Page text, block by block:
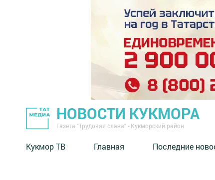
НОВОСТИ КУКМОРА
Газета "Трудовая слава" - Кукморский район
Кукмор ТВ Главная Последние